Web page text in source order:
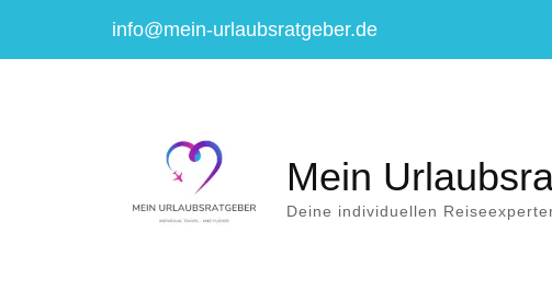
info@mein-urlaubsratgeber.de
Mein
Deine individuellen